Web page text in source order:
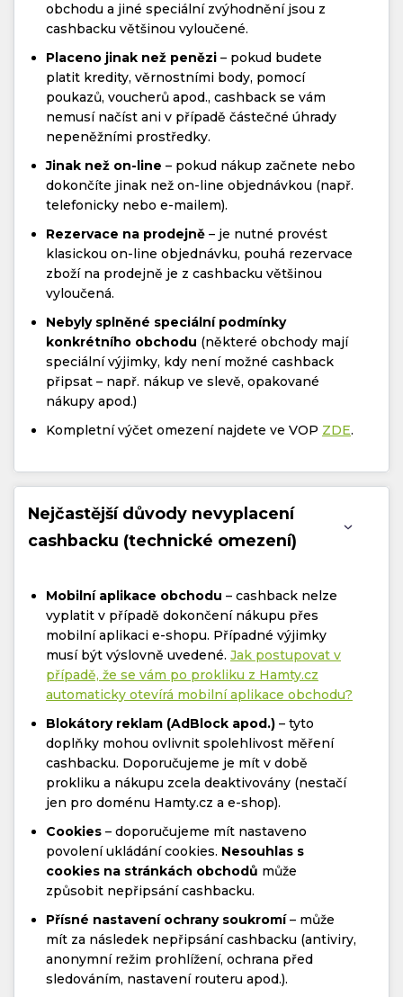
obchodu a jiné speciální zvýhodnění jsou z
cashbacku většinou vyloučené.
Placeno jinak než penězi – pokud budete
platit kredity, věrnostními body, pomocí
poukazů, voucherů apod., cashback se vám
nemusí načíst ani v případě částečné úhrady
nepeněžními prostředky.
Jinak než on-line – pokud nákup začnete nebo
dokončíte jinak než on-line objednávkou (např.
telefonicky nebo e-mailem).
Rezervace na prodejně – je nutné provést
klasickou on-line objednávku, pouhá rezervace
zboží na prodejně je z cashbacku většinou
vyloučená.
Nebyly splněné speciální podmínky
konkrétního obchodu (některé obchody mají
speciální výjimky, kdy není možné cashback
připsat – např. nákup ve slevě, opakované
nákupy apod.)
Kompletní výčet omezení najdete ve VOP ZDE.
Nejčastější důvody nevyplacení
cashbacku (technické omezení)
Mobilní aplikace obchodu – cashback nelze
vyplatit v případě dokončení nákupu přes
mobilní aplikaci e-shopu. Případné výjimky
musí být výslovně uvedené. Jak postupovat v
případě, že se vám po prokliku z Hamty.cz
automaticky otevírá mobilní aplikace obchodu?
Blokátory reklam (AdBlock apod.) – tyto
doplňky mohou ovlivnit spolehlivost měření
cashbacku. Doporučujeme je mít v době
prokliku a nákupu zcela deaktivovány (nestačí
jen pro doménu Hamty.cz a e-shop).
Cookies – doporučujeme mít nastaveno
povolení ukládání cookies. Nesouhlas s
cookies na stránkách obchodů může
způsobit nepřipsání cashbacku.
Přísné nastavení ochrany soukromí– může
mít za následek nepřipsání cashbacku (antiviry,
anonymní režim prohlížení, ochrana před
sledováním, nastavení routeru apod.).